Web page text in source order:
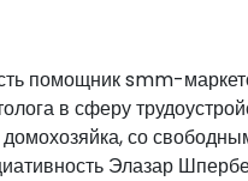
помощник smm-
в сферу
со
Элазар